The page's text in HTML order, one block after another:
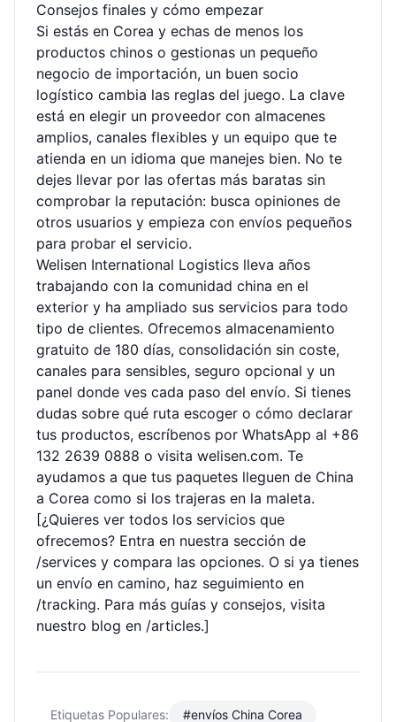
Consejos finales y cómo empezar
Si estás en Corea y echas de menos los
productos chinos o gestionas un pequeño
negocio de importación, un buen socio
logístico cambia las reglas del juego. La clave
está en elegir un proveedor con almacenes
amplios, canales flexibles y un equipo que te
atienda en un idioma que manejes bien. No te
dejes llevar por las ofertas más baratas sin
comprobar la reputación: busca opiniones de
otros usuarios y empieza con envíos pequeños
para probar el servicio.
Welisen International Logistics lleva años
trabajando con la comunidad china en el
exterior y ha ampliado sus servicios para todo
tipo de clientes. Ofrecemos almacenamiento
gratuito de 180 días, consolidación sin coste,
canales para sensibles, seguro opcional y un
panel donde ves cada paso del envío. Si tienes
dudas sobre qué ruta escoger o cómo declarar
tus productos, escríbenos por WhatsApp al +86
132 2639 0888 o visita welisen.com. Te
ayudamos a que tus paquetes lleguen de China
a Corea como si los trajeras en la maleta.
[¿Quieres ver todos los servicios que
ofrecemos? Entra en nuestra sección de
/services y compara las opciones. O si ya tienes
un envío en camino, haz seguimiento en
/tracking. Para más guías y consejos, visita
nuestro blog en /articles.]
Etiquetas Populares:
#envíos China Corea